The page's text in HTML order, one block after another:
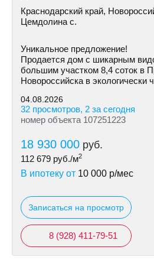
Краснодарский край,
Цемдолина с.
Уникальное предложение!
Продается дом с шикарным
большим участком 8,4 соток в
Новороссийска в экологически
04.08.2026
32 просмотров, 2 за сегодня
номер объекта 107251223
18 930 000 руб.
112 679 руб./м2
В ипотеку от 10 000 р/мес
Записаться на просмотр
8 (928) 411-79-51